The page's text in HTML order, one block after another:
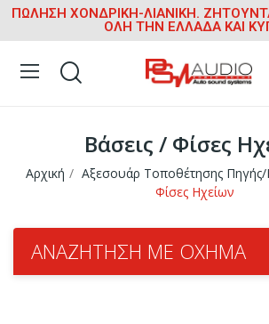
ΠΩΛΗΣΗ ΧΟΝΔΡΙΚΗ-ΛΙΑΝΙΚΗ.
ΟΛΗ ΤΗΝ ΕΛΛΑΔΑ ΚΑΙ
Βάσεις / Φίσες
Αρχική Αξεσουάρ Τοποθέτησης Πηγής/
Φίσες Ηχείων
ΑΝΑΖΉΤΗΣΗ ΜΕ ΌΧΗΜΑ